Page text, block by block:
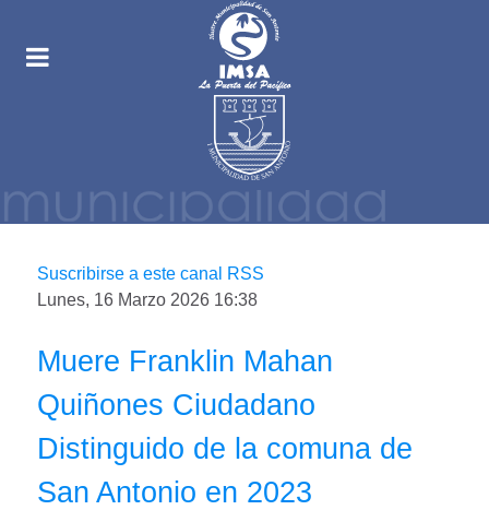
Suscribirse a este canal RSS
Lunes, 16 Marzo 2026 16:38
Muere Franklin Mahan
Quiñones Ciudadano
Distinguido de la comuna de
San Antonio en 2023